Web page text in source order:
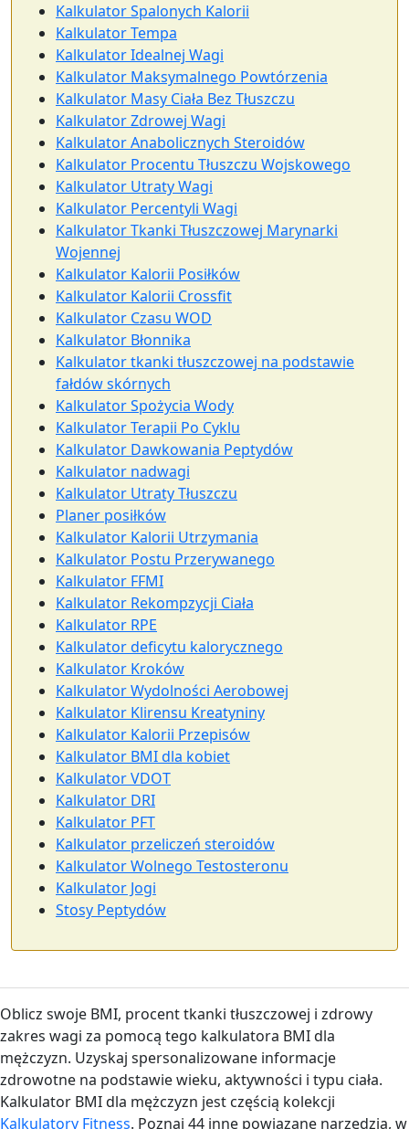
Kalkulator Spalonych Kalorii
Kalkulator Tempa
Kalkulator Idealnej Wagi
Kalkulator Maksymalnego Powtórzenia
Kalkulator Masy Ciała Bez Tłuszczu
Kalkulator Zdrowej Wagi
Kalkulator Anabolicznych Steroidów
Kalkulator Procentu Tłuszczu Wojskowego
Kalkulator Utraty Wagi
Kalkulator Percentyli Wagi
Kalkulator Tkanki Tłuszczowej Marynarki
Wojennej
Kalkulator Kalorii Posiłków
Kalkulator Kalorii Crossfit
Kalkulator Czasu WOD
Kalkulator Błonnika
Kalkulator tkanki tłuszczowej na podstawie
fałdów skórnych
Kalkulator Spożycia Wody
Kalkulator Terapii Po Cyklu
Kalkulator Dawkowania Peptydów
Kalkulator nadwagi
Kalkulator Utraty Tłuszczu
Planer posiłków
Kalkulator Kalorii Utrzymania
Kalkulator Postu Przerywanego
Kalkulator FFMI
Kalkulator Rekompzycji Ciała
Kalkulator RPE
Kalkulator deficytu kalorycznego
Kalkulator Kroków
Kalkulator Wydolności Aerobowej
Kalkulator Klirensu Kreatyniny
Kalkulator Kalorii Przepisów
Kalkulator BMI dla kobiet
Kalkulator VDOT
Kalkulator DRI
Kalkulator PFT
Kalkulator przeliczeń steroidów
Kalkulator Wolnego Testosteronu
Kalkulator Jogi
Stosy Peptydów
Oblicz swoje BMI, procent tkanki tłuszczowej i zdrowy
zakres wagi za pomocą tego kalkulatora BMI dla
mężczyzn. Uzyskaj spersonalizowane informacje
zdrowotne na podstawie wieku, aktywności i typu ciała.
Kalkulator BMI dla mężczyzn jest częścią kolekcji
Kalkulatory Fitness. Poznaj 44 inne powiązane narzędzia, w